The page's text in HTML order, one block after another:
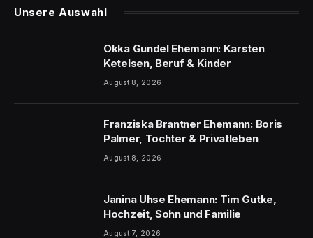
Unsere Auswahl
Okka Gundel Ehemann: Karsten
Ketelsen, Beruf & Kinder
August 8, 2026
Franziska Brantner Ehemann: Boris
Palmer, Tochter & Privatleben
August 8, 2026
Janina Uhse Ehemann: Tim Gutke,
Hochzeit, Sohn und Familie
August 7, 2026